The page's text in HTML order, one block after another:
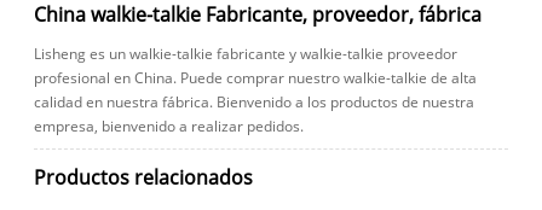
China walkie-talkie Fabricante, proveedor, fábrica
Lisheng es un walkie-talkie fabricante y walkie-talkie proveedor
profesional en China. Puede comprar nuestro walkie-talkie de alta
calidad en nuestra fábrica. Bienvenido a los productos de nuestra
empresa, bienvenido a realizar pedidos.
Productos relacionados